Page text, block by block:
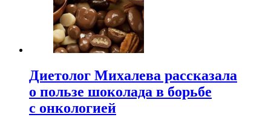
Диетолог Михалева рассказала
о пользе шоколада в борьбе
с онкологией